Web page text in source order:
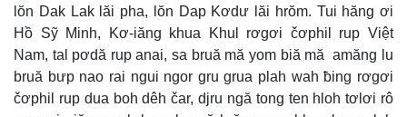
lŏn Dak Lak lăi pha, lŏn Dap Kơdư lăi hrŏm. Tui hăng ơi
Hồ Sỹ Minh, Kơ-iăng khua Khul rơgơi čơphil rup Việt
Nam, tal pơdă rup anai, sa bruă mă yom biă mă amăng lu
bruă bưp nao rai ngui ngor gru grua plah wah ƀing rơgơi
čơphil rup dua boh dêh čar, djru ngă tong ten hloh tơlơi rô